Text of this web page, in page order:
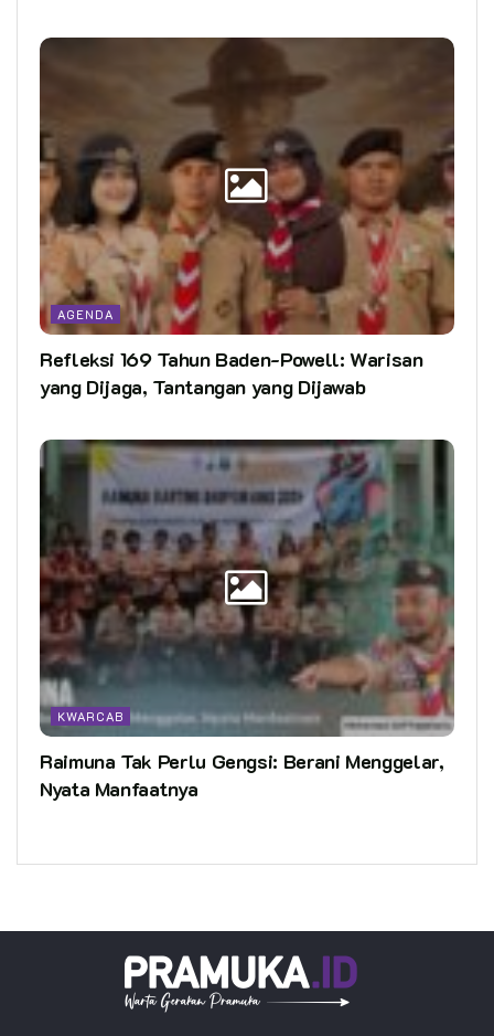
AGENDA
Refleksi 169 Tahun Baden-Powell: Warisan
yang Dijaga, Tantangan yang Dijawab
KWARCAB
Raimuna Tak Perlu Gengsi: Berani Menggelar,
Nyata Manfaatnya